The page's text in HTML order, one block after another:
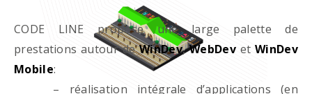
CODE LINE propose une large palette de
prestations autour deWinDev,WebDevet WinDev
Mobile:
– réalisation intégrale d’applications (en